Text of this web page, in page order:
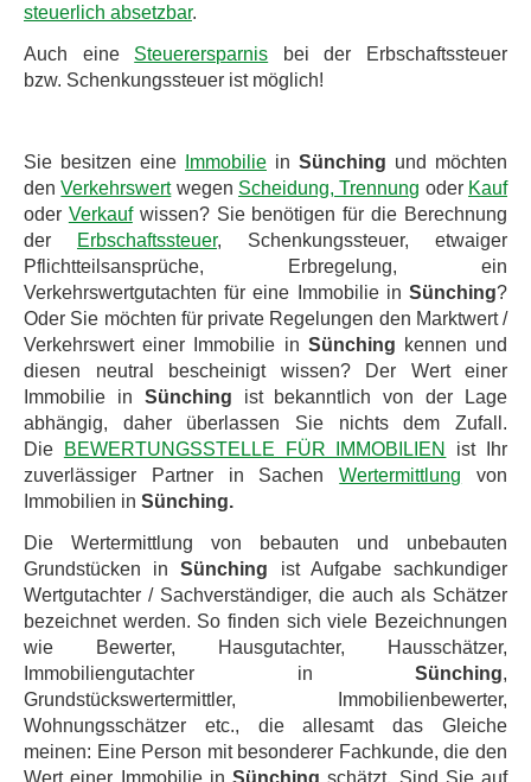
steuerlich absetzbar.
Auch eine Steuerersparnis bei der Erbschaftssteuer
bzw. Schenkungssteuer ist möglich!
Sie besitzen eine Immobilie in Sünching und möchten
denVerkehrswertwegen Scheidung, Trennung oder Kauf
oder Verkaufwissen? Sie benötigen für die Berechnung
der
Erbschaftssteuer, Schenkungssteuer, etwaiger
Pflichtteilsansprüche, Erbregelung, ein
Verkehrswertgutachten für eine Immobilie in Sünching?
Oder Sie möchten für private Regelungen den Marktwert /
Verkehrswert einer Immobilie in Sünching kennen und
diesen neutral bescheinigt wissen? Der Wert einer
Immobilie in Sünching ist bekanntlich von der Lage
abhängig, daher überlassen Sie nichts dem Zufall.
Die
BEWERTUNGSSTELLE FÜR IMMOBILIEN
ist Ihr
zuverlässiger Partner in SachenWertermittlung von
Immobilien in Sünching.
Die Wertermittlung von bebauten und unbebauten
Grundstücken inSünching ist Aufgabe sachkundiger
Wertgutachter / Sachverständiger, die auch als Schätzer
bezeichnet werden. So finden sich viele Bezeichnungen
wie Bewerter, Hausgutachter, Hausschätzer,
Immobiliengutachter in Sünching,
Grundstückswertermittler, Immobilienbewerter,
Wohnungsschätzer etc., die allesamt das Gleiche
meinen: Eine Person mit besonderer Fachkunde, die den